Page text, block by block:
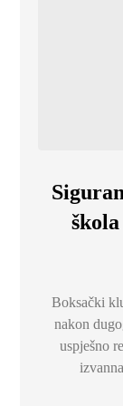
Boksački
nakon
uspješno